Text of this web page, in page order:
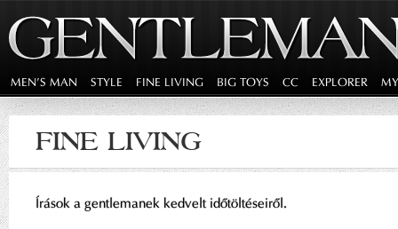
MEN'S MAN STYLE FINE LIVING BIG TOYS CC EXPLORER
FINE LIVING
Írások a gentlemanek kedvelt időtöltéseiről.